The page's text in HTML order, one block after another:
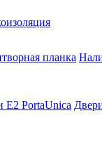
планка
E2 PortaUnica